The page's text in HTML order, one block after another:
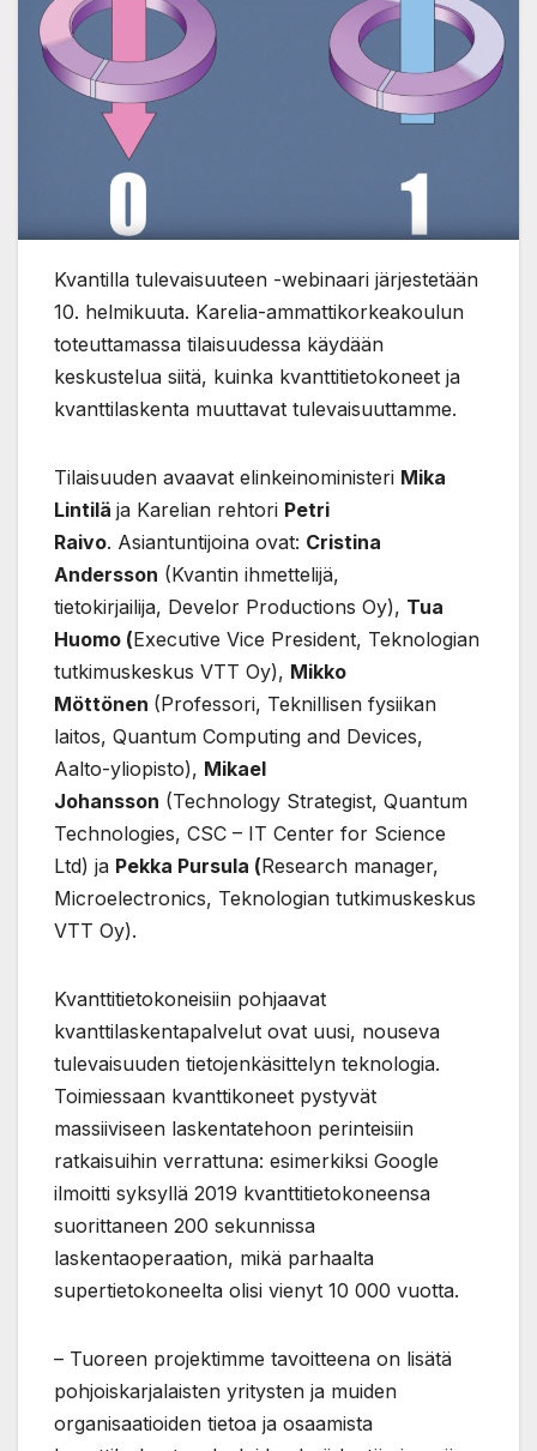
Kvantilla tulevaisuuteen -webinaari järjestetään
10. helmikuuta. Karelia-ammattikorkeakoulun
toteuttamassa tilaisuudessa käydään
keskustelua siitä, kuinka kvanttitietokoneet ja
kvanttilaskenta muuttavat tulevaisuuttamme.
Tilaisuuden avaavat elinkeinoministeri Mika
Lintilä ja Karelian rehtori Petri
Raivo. Asiantuntijoina ovat: Cristina
Andersson (Kvantin ihmettelijä,
tietokirjailija, Develor Productions Oy), Tua
Huomo (Executive Vice President, Teknologian
tutkimuskeskus VTT Oy), Mikko
Möttönen (Professori, Teknillisen fysiikan
laitos, Quantum Computing and Devices,
Aalto-yliopisto), Mikael
Johansson (Technology Strategist, Quantum
Technologies, CSC – IT Center for Science
Ltd) ja Pekka Pursula (Research manager,
Microelectronics, Teknologian tutkimuskeskus
VTT Oy).
Kvanttitietokoneisiin pohjaavat
kvanttilaskentapalvelut ovat uusi, nouseva
tulevaisuuden tietojenkäsittelyn teknologia.
Toimiessaan kvanttikoneet pystyvät
massiiviseen laskentatehoon perinteisiin
ratkaisuihin verrattuna: esimerkiksi Google
ilmoitti syksyllä 2019 kvanttitietokoneensa
suorittaneen 200 sekunnissa
laskentaoperaation, mikä parhaalta
supertietokoneelta olisi vienyt 10 000 vuotta.
– Tuoreen projektimme tavoitteena on lisätä
pohjoiskarjalaisten yritysten ja muiden
organisaatioiden tietoa ja osaamista